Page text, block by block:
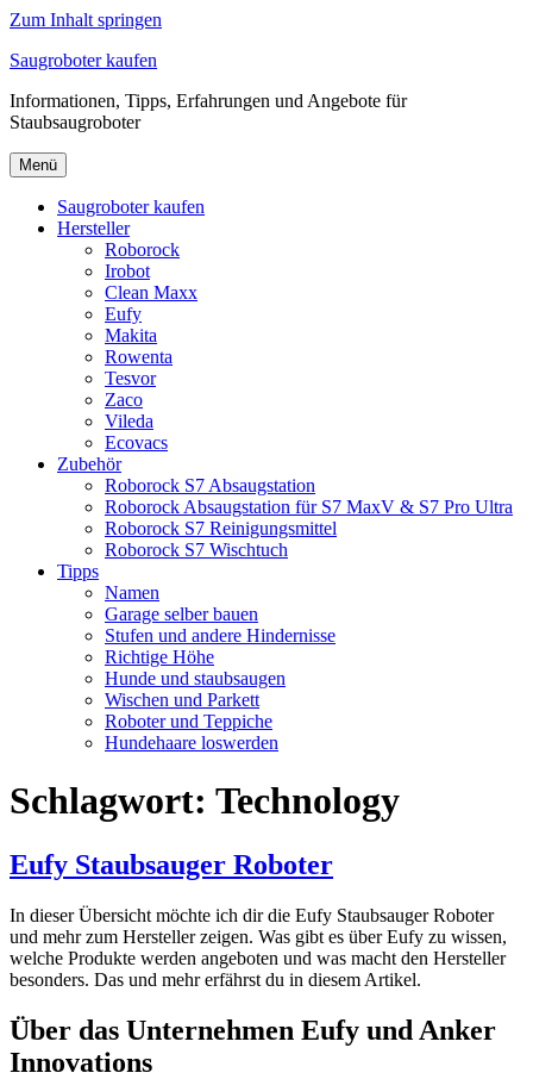
Zum Inhalt springen
Saugroboter kaufen
Informationen, Tipps, Erfahrungen und Angebote für
Staubsaugroboter
Menü
Saugroboter kaufen
Hersteller
Roborock
Irobot
Clean Maxx
Eufy
Makita
Rowenta
Tesvor
Zaco
Vileda
Ecovacs
Zubehör
Roborock S7 Absaugstation
Roborock Absaugstation für S7 MaxV & S7 Pro Ultra
Roborock S7 Reinigungsmittel
Roborock S7 Wischtuch
Tipps
Namen
Garage selber bauen
Stufen und andere Hindernisse
Richtige Höhe
Hunde und staubsaugen
Wischen und Parkett
Roboter und Teppiche
Hundehaare loswerden
Schlagwort: Technology
Eufy Staubsauger Roboter
In dieser Übersicht möchte ich dir die Eufy Staubsauger Roboter
und mehr zum Hersteller zeigen. Was gibt es über Eufy zu wissen,
welche Produkte werden angeboten und was macht den Hersteller
besonders. Das und mehr erfährst du in diesem Artikel.
Über das Unternehmen Eufy und Anker
Innovations